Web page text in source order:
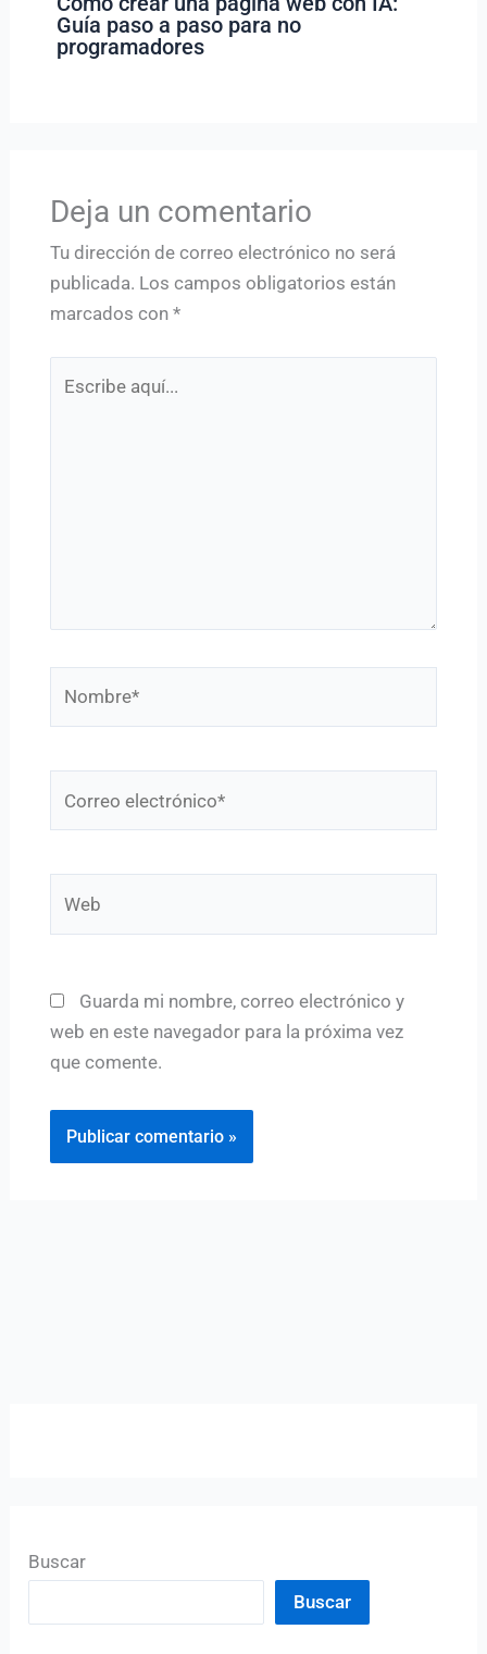
Guía paso a paso para no
programadores
Deja un comentario
Tu dirección de correo electrónico no será
publicada. Los campos obligatorios están
marcados con *
electrónico*
Guarda mi nombre, correo electrónico y
web en este navegador para la próxima vez
que comente.
Buscar
Buscar